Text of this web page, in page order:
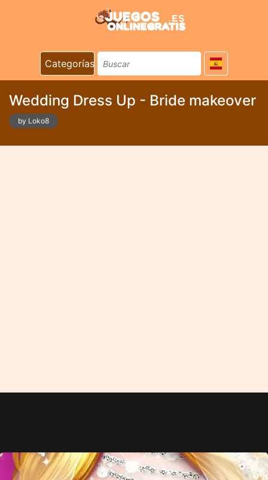
Categorías
Wedding Dress Up - Bride makeover
by Loko8